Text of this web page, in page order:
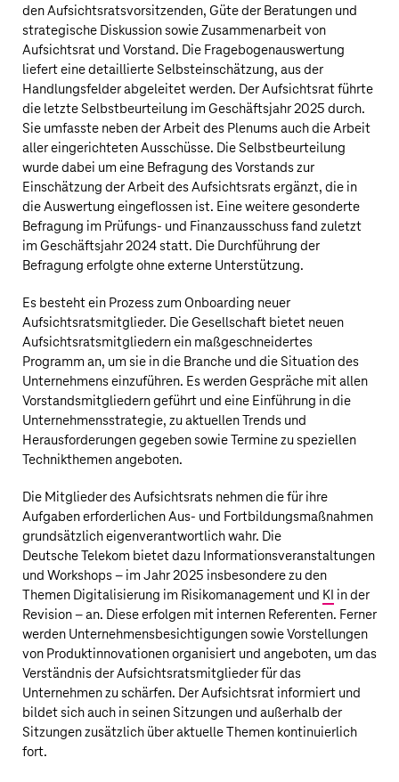
den Aufsichtsratsvorsitzenden, Güte der Beratungen und
strategische Diskussion sowie Zusammenarbeit von
Aufsichtsrat und Vorstand. Die Fragebogenauswertung
liefert eine detaillierte Selbsteinschätzung, aus der
Handlungsfelder abgeleitet werden. Der Aufsichtsrat führte
die letzte Selbstbeurteilung im Geschäftsjahr 2025 durch.
Sie umfasste neben der Arbeit des Plenums auch die Arbeit
aller eingerichteten Ausschüsse. Die Selbstbeurteilung
wurde dabei um eine Befragung des Vorstands zur
Einschätzung der Arbeit des Aufsichtsrats ergänzt, die in
die Auswertung eingeflossen ist. Eine weitere gesonderte
Befragung im Prüfungs- und Finanzausschuss fand zuletzt
im Geschäftsjahr 2024 statt. Die Durchführung der
Befragung erfolgte ohne externe Unterstützung.
Es besteht ein Prozess zum Onboarding neuer
Aufsichtsratsmitglieder. Die Gesellschaft bietet neuen
Aufsichtsratsmitgliedern ein maßgeschneidertes
Programm an, um sie in die Branche und die Situation des
Unternehmens einzuführen. Es werden Gespräche mit allen
Vorstandsmitgliedern geführt und eine Einführung in die
Unternehmensstrategie, zu aktuellen Trends und
Herausforderungen gegeben sowie Termine zu speziellen
Technikthemen angeboten.
Die Mitglieder des Aufsichtsrats nehmen die für ihre
Aufgaben erforderlichen Aus- und Fortbildungsmaßnahmen
grundsätzlich eigenverantwortlich wahr. Die
Deutsche Telekom bietet dazu Informationsveranstaltungen
und Workshops – im Jahr 2025 insbesondere zu den
Themen Digitalisierung im Risikomanagement und KI in der
Revision – an. Diese erfolgen mit internen Referenten. Ferner
werden Unternehmensbesichtigungen sowie Vorstellungen
von Produktinnovationen organisiert und angeboten, um das
Verständnis der Aufsichtsratsmitglieder für das
Unternehmen zu schärfen. Der Aufsichtsrat informiert und
bildet sich auch in seinen Sitzungen und außerhalb der
Sitzungen zusätzlich über aktuelle Themen kontinuierlich
fort.